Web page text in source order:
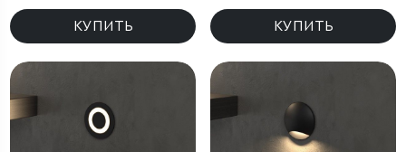
КУПИТЬ
Blaze LED IP65
КУПИТЬ